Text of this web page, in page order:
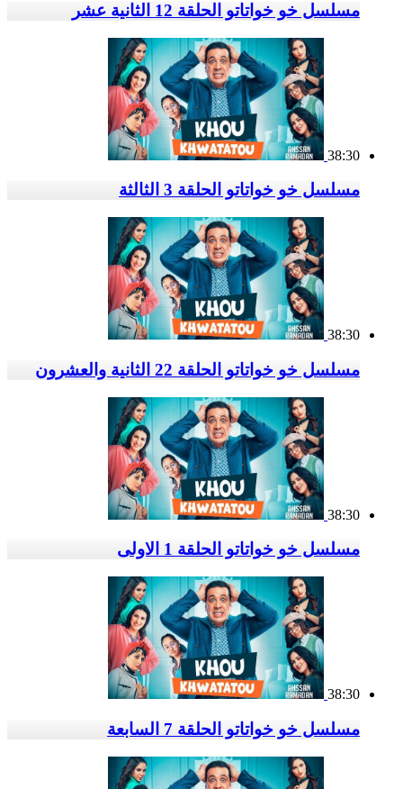
مسلسل خو خواتاتو الحلقة 12 الثانية عشر
38:30
مسلسل خو خواتاتو الحلقة 3 الثالثة
38:30
مسلسل خو خواتاتو الحلقة 22 الثانية والعشرون
38:30
مسلسل خو خواتاتو الحلقة 1 الاولى
38:30
مسلسل خو خواتاتو الحلقة 7 السابعة